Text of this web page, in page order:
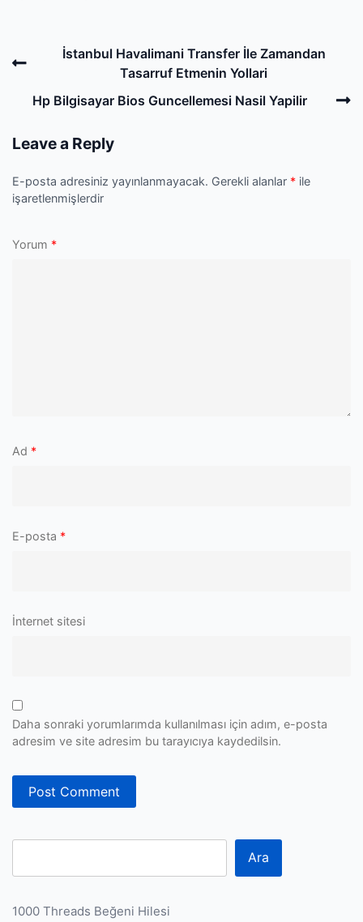
Previousİstanbul Havalimani Transfer İle Zamandan
Tasarruf Etmenin Yollari
Hp Bilgisayar Bios Guncellemesi Nasil Yapilir
Leave a Reply
E-posta adresiniz yayınlanmayacak. Gerekli alanlar * ile
işaretlenmişlerdir
Yorum *
Ad *
E-posta *
İnternet sitesi
Daha sonraki yorumlarımda kullanılması için adım, e-posta
adresim ve site adresim bu tarayıcıya kaydedilsin.
Ara
1000 Threads Beğeni Hilesi